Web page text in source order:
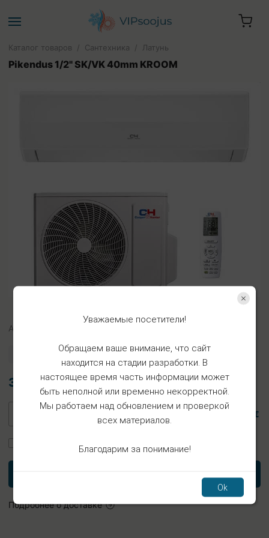
Каталог товаров / Сантехника / Латунь
Pikendus 1/2" SK/VK 40mm KROOM
Арт.
Есть в наличии
3.98€
3.98 €
Заказать установку
Подробнее о доставке
Уважаемые посетители!
Обращаем ваше внимание, что сайт
находится на стадии разработки. В
настоящее время часть информации может
быть неполной или временно некорректной.
Мы работаем над обновлением и проверкой
всех материалов.
Благодарим за понимание!
Ok